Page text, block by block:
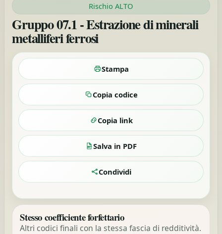
Rischio ALTO
Gruppo 07.1 - Estrazione di minerali
metalliferi ferrosi
Stampa
Copia codice
Copia link
Salva in PDF
Condividi
Stesso coefficiente forfettario
Altri codici finali con la stessa fascia di redditività.